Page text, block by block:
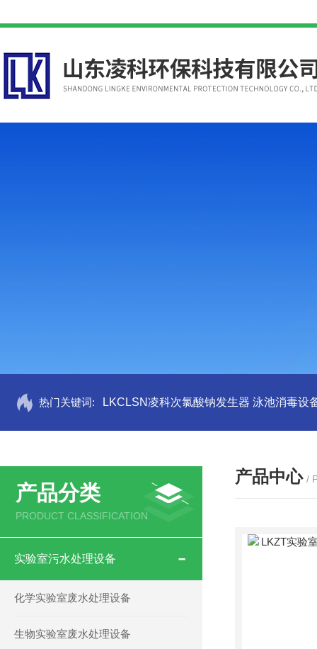
热门关键词: LKCLSN凌科次氯酸钠发生器 泳池消毒设
产品分类
PRODUCT CLASSIFICATION
实验室污水处理设备
化学实验室废水处理设备
生物实验室废水处理设备
产品中心 /